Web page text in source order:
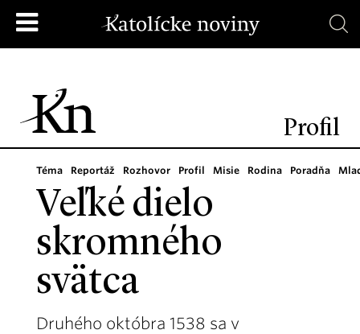
Profil
Téma Reportáž Rozhovor Profil Misie Rodina Poradňa
Veľké dielo
skromného
svätca
Druhého októbra 1538 sa v